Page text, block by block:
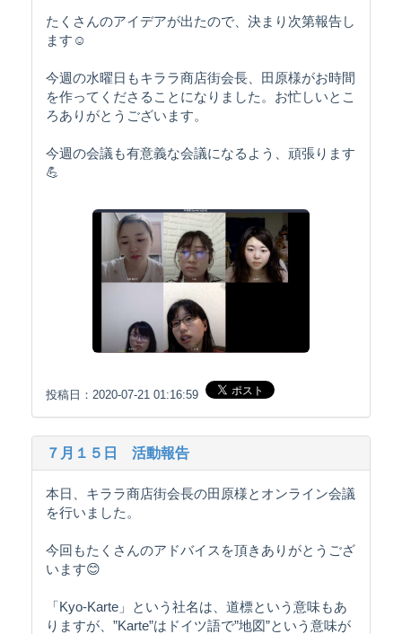
たくさんのアイデアが出たので、決まり次第報告し
ます☺️
今週の水曜日もキララ商店街会長、田原様がお時間
を作ってくださることになりました。お忙しいとこ
ろありがとうございます。
今週の会議も有意義な会議になるよう、頑張ります
💪
投稿日：2020-07-21 01:16:59
７月１５日 活動報告
本日、キララ商店街会長の田原様とオンライン会議
を行いました。
今回もたくさんのアドバイスを頂きありがとうござ
います😊
「Kyo-Karte」という社名は、道標という意味もあ
りますが、”Karte”はドイツ語で”地図”という意味が